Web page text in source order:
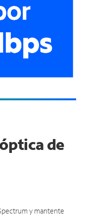
de
y mantente